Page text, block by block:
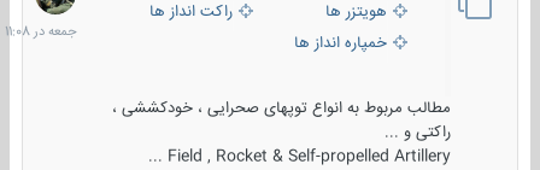
هویتزر ها
راکت انداز ها
خمپاره انداز ها
مطالب مربوط به انواع توپهای صحرایی ، خودکششی ،
راکتی و ...
Field , Rocket & Self-propelled Artillery ...
در
11:08